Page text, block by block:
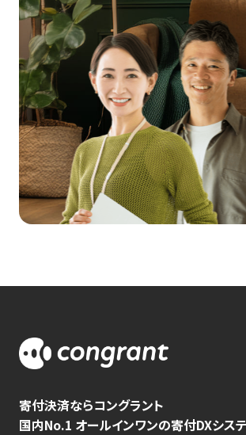
寄付決済ならコングラント
国内No.1 オールインワンの寄付DXシス